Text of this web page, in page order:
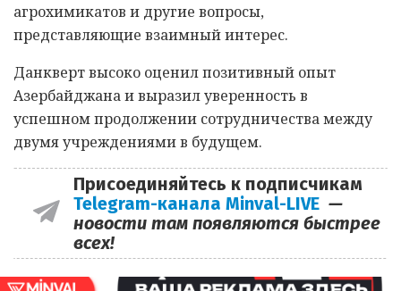
агрохимикатов и другие вопросы,
представляющие взаимный интерес.
Данкверт высоко оценил позитивный опыт
Азербайджана и выразил уверенность в
успешном продолжении сотрудничества между
двумя учреждениями в будущем.
Присоединяйтесь к подписчикам
Telegram-канала Minval-LIVE —
новости там появляются быстрее
всех!